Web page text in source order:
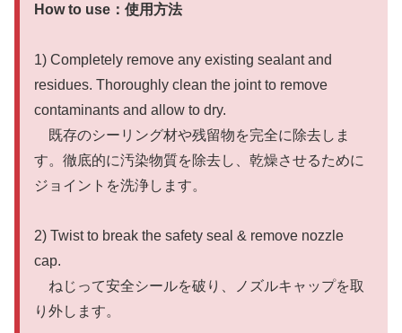
How to use：使用方法
1) Completely remove any existing sealant and
residues. Thoroughly clean the joint to remove
contaminants and allow to dry.
既存のシーリング材や残留物を完全に除去しま
す。徹底的に汚染物質を除去し、乾燥させるために
ジョイントを洗浄します。
2) Twist to break the safety seal & remove nozzle
cap.
ねじって安全シールを破り、ノズルキャップを取
り外します。